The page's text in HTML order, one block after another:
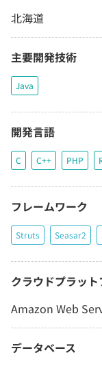
北海道
主要開発技術
Java
開発言語
C C++ PHP
フレームワーク
Struts Seasar2
クラウドプラッ
Amazon Web
データベース